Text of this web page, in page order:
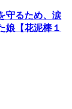
守るため、涙
娘【花泥棒１